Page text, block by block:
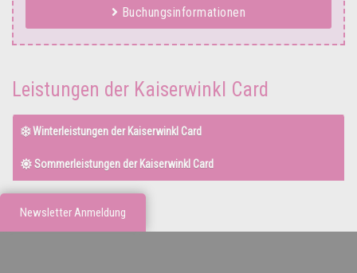
Buchungsinformationen
Leistungen der Kaiserwinkl Card
Winterleistungen der Kaiserwinkl Card
Sommerleistungen der Kaiserwinkl Card
Newsletter Anmeldung